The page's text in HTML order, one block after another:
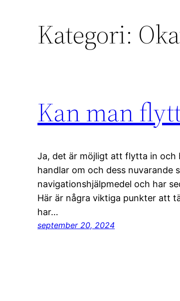
Kategori:
Kan man
Ja, det är möjligt att flytta in och
handlar om och dess nuvarande
navigationshjälpmedel och har
Här är några viktiga punkter att
har…
september 20, 2024